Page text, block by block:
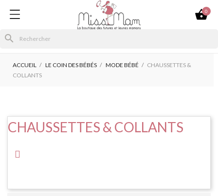

0
search
ACCUEIL LE COIN DES BÉBÉS MODE BÉBÉ
CHAUSSETTES &
COLLANTS
CHAUSSETTES & COLLANTS